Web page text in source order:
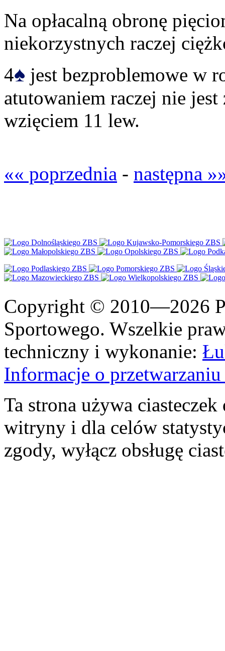
Na opłacalną obronę
niekorzystnych raczej
4♠ jest bezproblemowe w
atutowaniem raczej nie
wzięciem 11 lew.
«« poprzednia - następna
Copyright © 2010—2026
Sportowego. Wszelkie
techniczny i wykonanie:
Informacje o
Ta strona używa
witryny i dla celów
zgody, wyłącz obsługę